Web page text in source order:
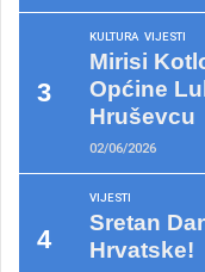
KULTURA VIJESTI
Mirisi
Općine
Hruševcu
02/06/2026
VIJESTI
Sretan
Hrvatske!